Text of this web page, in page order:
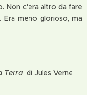
Non c'era altro da fare
Era meno glorioso, ma
Terra di Jules Verne